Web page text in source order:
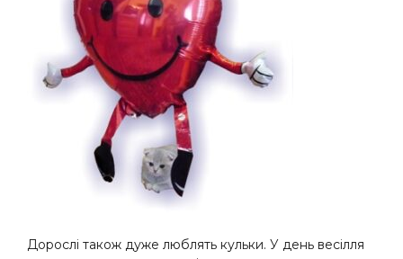
Дорослі також дуже люблять кульки. У день весілля